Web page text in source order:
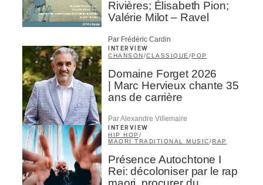
Rivières; Élisabeth Pion;
Valérie Milot – Ravel
Par Frédéric Cardin
INTERVIEW
CHANSON/CLASSIQUE /POP
Domaine Forget 2026
| Marc Hervieux chante 35
ans de carrière
Par Alexandre Villemaire
INTERVIEW
HIP HOP /
MAORI TRADITIONAL MUSIC/RAP
Présence Autochtone I
Rei: décoloniser par le rap